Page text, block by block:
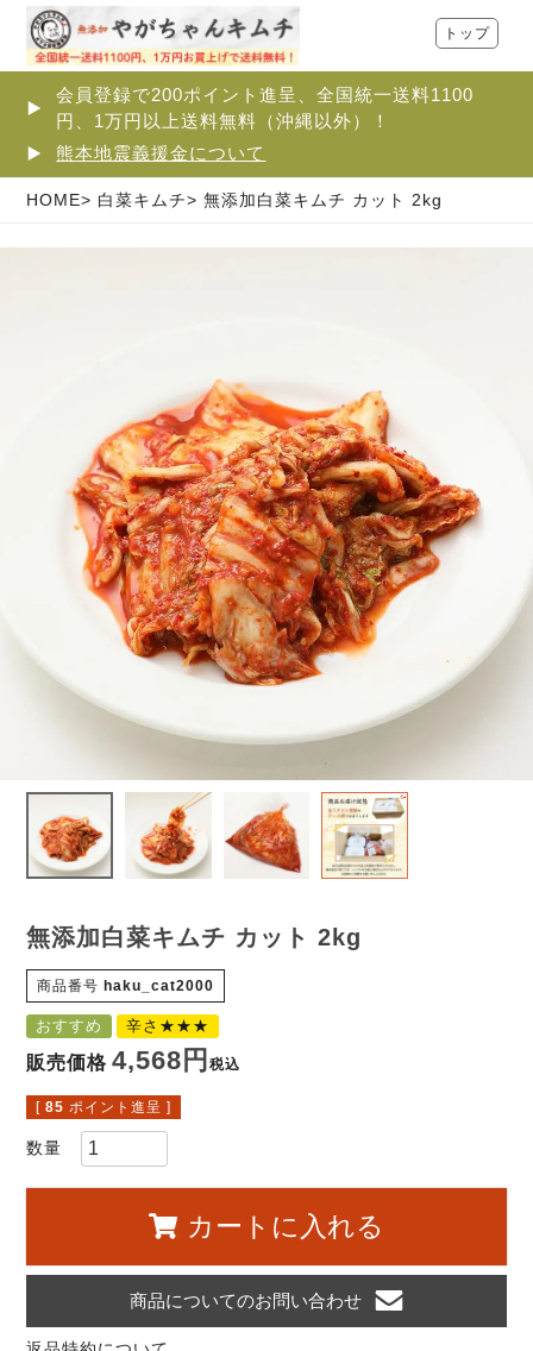
会員登録で200ポイント進呈、全国統一送料1100
円、1万円以上送料無料（沖縄以外）！
熊本地震義援金について
トップ
HOME 白菜キムチ 無添加白菜キムチ カット 2kg
無添加白菜キムチ カット 2kg
商品番号 haku_cat2000
おすすめ 辛さ★★★
販売価格 4,568 税込
[ 85 ポイント進呈 ]
カートに入れる
商品についてのお問い合わせ